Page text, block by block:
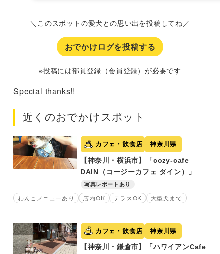
＼このスポットの愛犬との思い出を投稿してね／
おでかけログを投稿する
※投稿には部員登録（会員登録）が必要です
Special thanks!!
近くのおでかけスポット
カフェ・飲食店 神奈川県
【神奈川・横浜市】「cozy-cafe
DAIN（コージーカフェ ダイン）」
写真レポートあり
わんこメニューあり 店内OK テラスOK 大型犬まで
カフェ・飲食店 神奈川県
【神奈川・鎌倉市】「ハワイアンCafe